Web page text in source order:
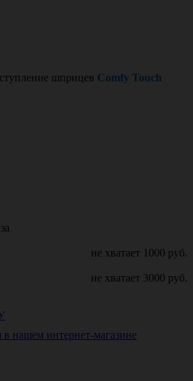
шприцев Comfy Touch
не хватает 1000 руб.
не хватает 3000 руб.
в нашем интернет-магазине